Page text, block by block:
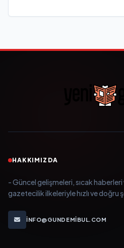
HAKKIMIZDA
- Güncel gelişmeleri, sıcak haberleri
gazetecilik ilkeleriyle hızlı ve doğru
INFO@GUNDEMIBUL.COM